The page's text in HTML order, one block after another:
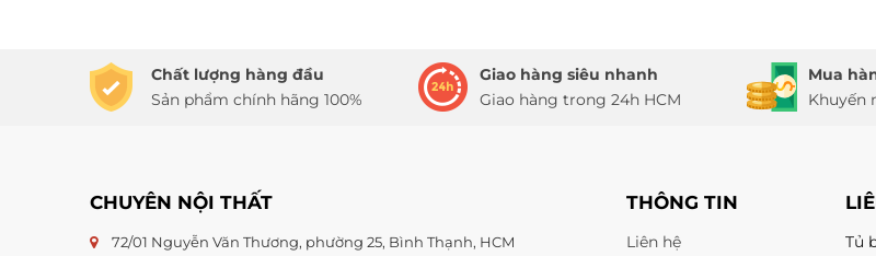
Chất lượng hàng đầu
Sản phẩm chính hãng 100%
Giao hàng siêu nhanh
Giao hàng trong 24h HCM
Mua
Khuyến
CHUYÊN NỘI THẤT
72/01 Nguyễn Văn Thương, phường 25, Bình Thạnh, HCM
THÔNG TIN
Liên hệ
Tủ